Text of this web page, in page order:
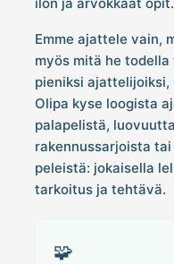
Emme ajattele vain,
myös mitä he
pieniksi ajattelijoiksi,
Olipa kyse loogista
palapelistä,
rakennussarjoista
peleistä: jokaisella
tarkoitus ja tehtävä.
🧩